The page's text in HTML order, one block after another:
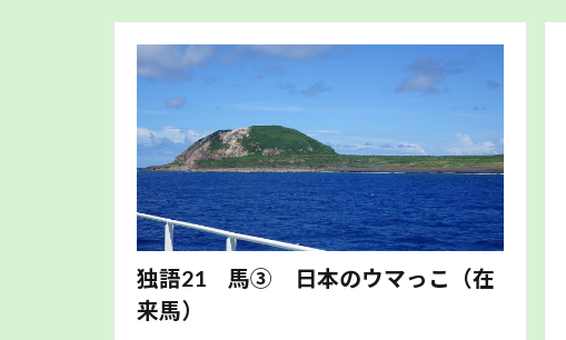
独語21 馬③ 日本のウマっこ（在
来馬）